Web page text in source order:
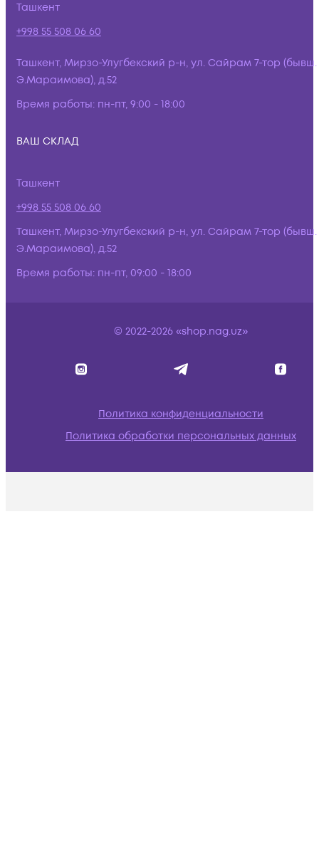
Ташкент
+998 55 508 06 60
Ташкент, Мирзо-Улугбекский р-н, ул. Сайрам 7-тор (бывш.
Э.Мараимова), д.52
Время работы: пн-пт, 9:00 - 18:00
ВАШ СКЛАД
Ташкент
+998 55 508 06 60
Ташкент, Мирзо-Улугбекский р-н, ул. Сайрам 7-тор (бывш.
Э.Мараимова), д.52
Время работы: пн-пт, 09:00 - 18:00
© 2022-2026 «shop.nag.uz»
Политика конфиденциальности
Политика обработки персональных данных